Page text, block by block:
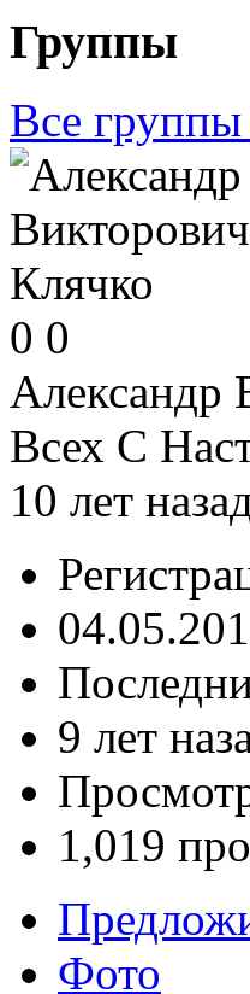
Группы
Все группы
0 0
Александр
Всех С
10 лет
9 лет
1,019
Фото